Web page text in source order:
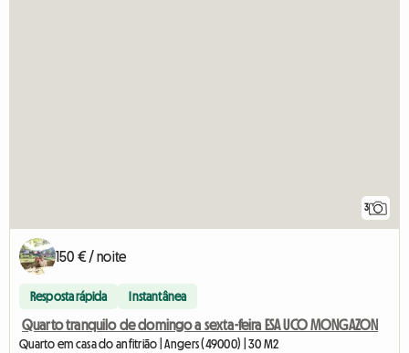
3
150 € / noite
Resposta rápida Instantânea
Quarto tranquilo de domingo a sexta-feira ESA UCO MONGAZON
Quarto em casa do anfitrião | Angers (49000) | 30 M2